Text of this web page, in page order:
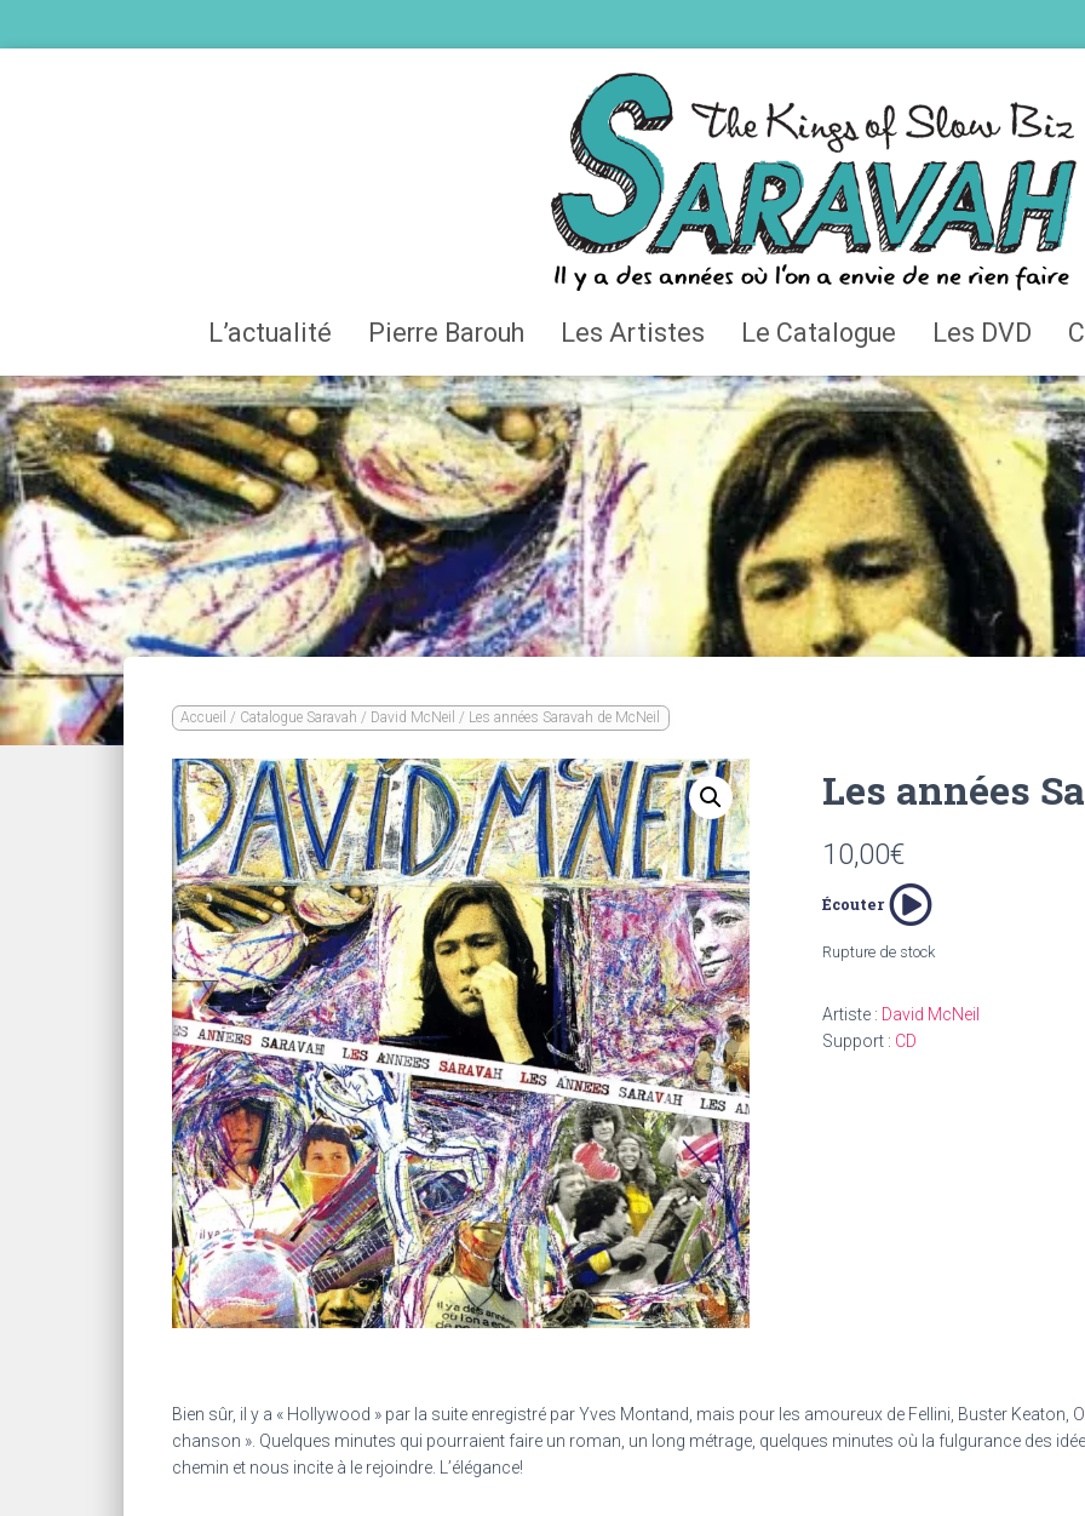
L’actualité Pierre Barouh Les Artistes Le Catalogue Les DVD
Accueil / Catalogue Saravah / David McNeil / Les années Saravah de McNeil
Les années
10,00€
Écouter
Rupture de stock
Artiste : David McNeil
Support : CD
Bien sûr, il y a « Hollywood » par la suite enregistré par Yves Montand, mais pour les amoureux de Fellini, Buster Keaton,
chanson ». Quelques minutes qui pourraient faire un roman, un long métrage, quelques minutes où la fulgurance des
chemin et nous incite à le rejoindre. L’élégance!